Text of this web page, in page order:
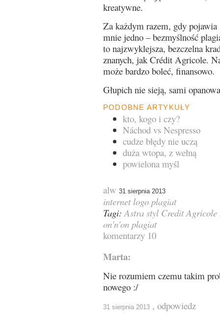
kreatywne.
Za każdym razem, gdy
mnie jedno – bezmyślność
to najzwyklejsza, bezczelna
znanych, jak Crédit Agricole.
może bardzo boleć, finansowo.
Głupich nie sieją, sami
PODOBNE ARTYKUŁY
kto, kogo i czy?
Náchod vs Nespresso
cudze błędy nie uczą
duża wtopa, z wełną
powielona myśl
alw 31 sierpnia 2013
internet logo plagiat
Tagi:Astra styl Credit Agricole
on'n'on plagiat
komentarzy 10
Marta:
Nie rozumiem czemu takim
nowego :/
31 sierpnia 2013 , odpowiedz